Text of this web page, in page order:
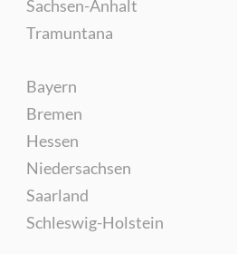
Sachsen-Anhalt
Tramuntana
Bayern
Bremen
Hessen
Niedersachsen
Saarland
Schleswig-Holstein